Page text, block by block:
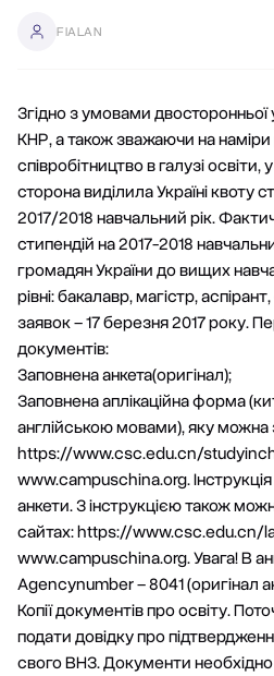
FIALAN
Згідно з умовами двосторонньої
КНР, а також зважаючи на
співробітництво в галузі освіти,
сторона виділила Україні квоту
2017/2018 навчальний рік.
стипендій на 2017-2018
громадян України до вищих
рівні: бакалавр, магістр,
заявок – 17 березня 2017 року.
документів:
Заповнена анкета(оригінал);
Заповнена аплікаційна форма
англійською мовами), яку можна
https://www.csc.edu.cn/
www.campuschina.org.
анкети. З інструкцією також
сайтах: https://www.csc.edu.cn/
www.campuschina.org. Увага! В
Agencynumber – 8041 (оригінал
Копії документів про освіту.
подати довідку про
свого ВНЗ. Документи необхідно